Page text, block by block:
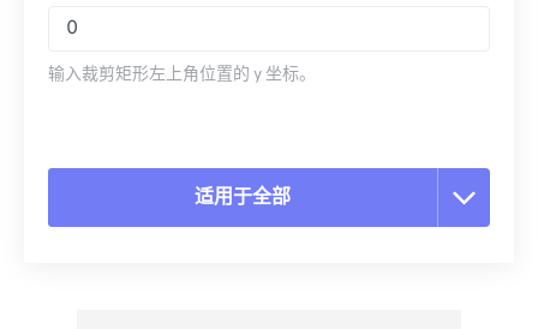
输入裁剪矩形左上角位置的 y 坐标。
适用于全部